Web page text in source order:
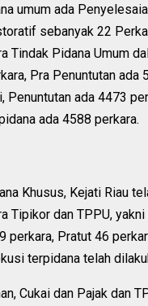
umum ada
sebanyak 22
Tindak Pidana Umum
Pra Penuntutan ada
Penuntutan ada 4473
ada 4588 perkara.
Khusus, Kejati Riau
Tipikor dan TPPU, yakni
perkara, Pratut 46
terpidana telah
Cukai dan Pajak dan